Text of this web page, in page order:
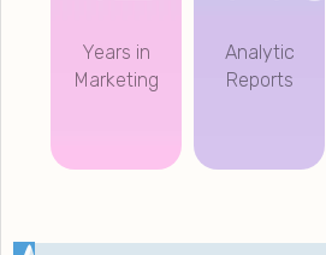
Years in
Marketing
Analytic
Reports